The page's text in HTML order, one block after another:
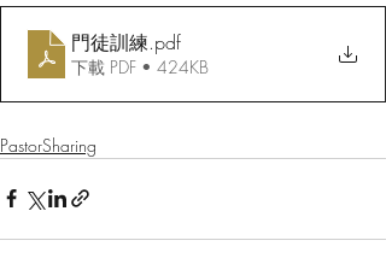
門徒訓練.pdf
下載 PDF • 424KB
PastorSharing